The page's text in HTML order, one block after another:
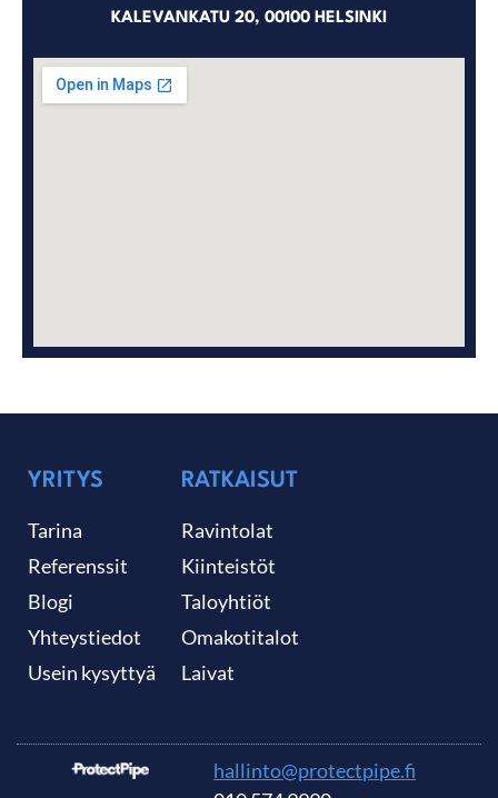
KALEVANKATU 20, 00100 HELSINKI
YRITYS
Tarina
Referenssit
Blogi
Yhteystiedot
Usein kysyttyä
RATKAISUT
Ravintolat
Kiinteistöt
Taloyhtiöt
Omakotitalot
Laivat
hallinto@protectpipe.fi